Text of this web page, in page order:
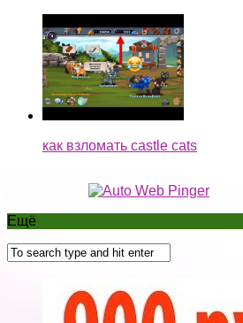
как взломать castle cats
Ещё